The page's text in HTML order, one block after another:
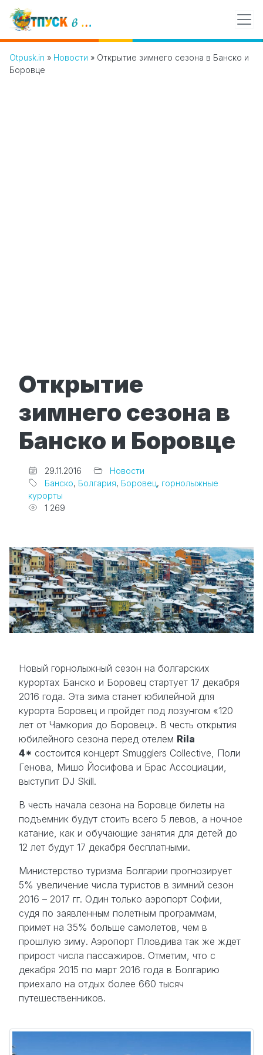
Otpusk.in » Новости » Открытие зимнего сезона в Банско и
Боровце
Открытие
зимнего сезона в
Банско и Боровце
Редактор
29.11.2016
Новости
Банско, Болгария, Боровец, горнолыжные
курорты
1 269
Новый горнолыжный сезон на болгарских
курортах Банско и Боровец стартует 17 декабря
2016 года. Эта зима станет юбилейной для
курорта Боровец и пройдет под лозунгом «120
лет от Чамкория до Боровец». В честь открытия
юбилейного сезона перед отелем Rila
4* состоится концерт Smugglers Collective, Поли
Генова, Мишо Йосифова и Брас Ассоциации,
выступит DJ Skill.
В честь начала сезона на Боровце билеты на
подъемник будут стоить всего 5 левов, а ночное
катание, как и обучающие занятия для детей до
12 лет будут 17 декабря бесплатными.
Министерство туризма Болгарии прогнозирует
5% увеличение числа туристов в зимний сезон
2016 – 2017 гг. Один только аэропорт Софии,
судя по заявленным полетным программам,
примет на 35% больше самолетов, чем в
прошлую зиму. Аэропорт Пловдива так же ждет
прирост числа пассажиров. Отметим, что с
декабря 2015 по март 2016 года в Болгарию
приехало на отдых более 660 тысяч
путешественников.